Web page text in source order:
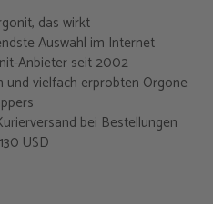
das wirkt
Auswahl im Internet
Anbieter seit 2002
vielfach erprobten Orgone
bei Bestellungen
USD